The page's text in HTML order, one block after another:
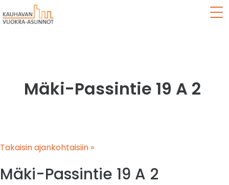
Mäki-Passintie 19 A 2
Takaisin ajankohtaisiin »
Mäki-Passintie 19 A 2